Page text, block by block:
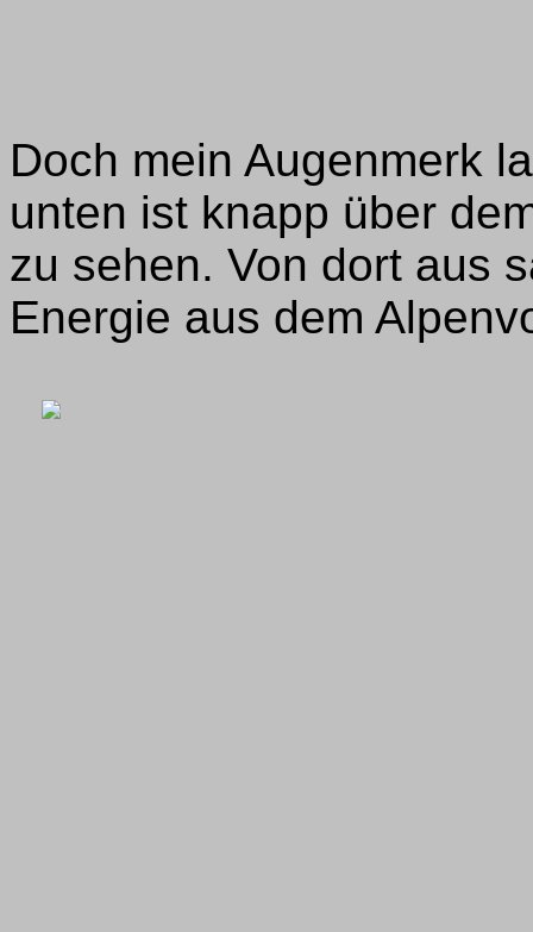
Doch mein Augenmerk
unten ist knapp über
zu sehen. Von dort aus
Energie aus dem